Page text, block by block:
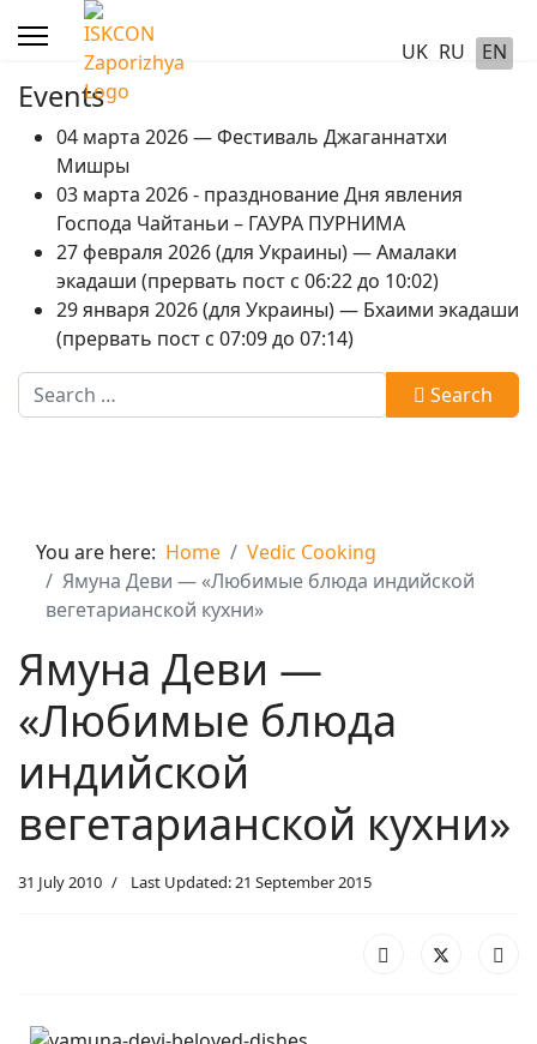
UK RU EN
Events
04 марта 2026 — Фестиваль Джаганнатхи
Мишры
03 марта 2026 - празднование Дня явления
Господа Чайтаньи – ГАУРА ПУРНИМА
27 февраля 2026 (для Украины) — Амалаки
экадаши (прервать пост с 06:22 до 10:02)
29 января 2026 (для Украины) — Бхаими экадаши
(прервать пост с 07:09 до 07:14)
Search
Search
You are here: Home
Vedic Cooking
Ямуна Деви — «Любимые блюда индийской
вегетарианской кухни»
Ямуна Деви —
«Любимые блюда
индийской
вегетарианской кухни»
31 July 2010 Last Updated: 21 September 2015